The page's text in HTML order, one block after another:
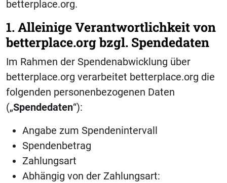
betterplace.org.
1. Alleinige Verantwortlichkeit von
betterplace.org bzgl. Spendedaten
Im Rahmen der Spendenabwicklung über
betterplace.org verarbeitet betterplace.org die
folgenden personenbezogenen Daten
(„Spendedaten“):
Angabe zum Spendenintervall
Spendenbetrag
Zahlungsart
Abhängig von der Zahlungsart: